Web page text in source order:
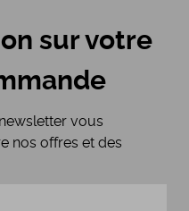
sur votre
vous
nos offres et des